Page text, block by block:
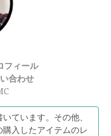
フィール
合わせ
ています。その他、
入したアイテムのレ